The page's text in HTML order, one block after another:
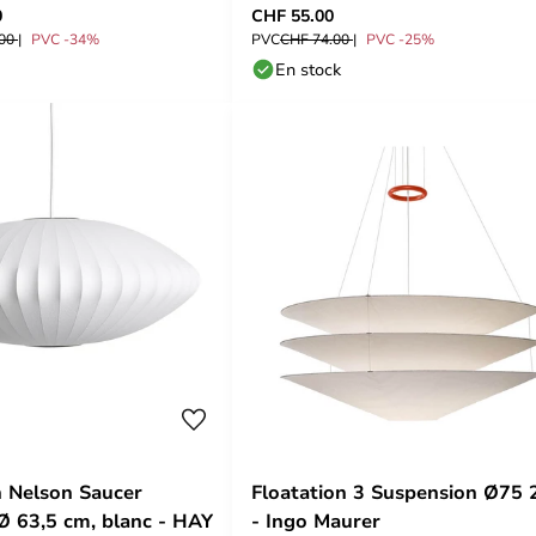
PVC -34%
CHF 55.00
PVCCHF 74.00 PVC -25%
En stock
Nelson Saucer
63,5 cm, blanc - HAY
Floatation 3 Suspension Ø75
- Ingo Maurer